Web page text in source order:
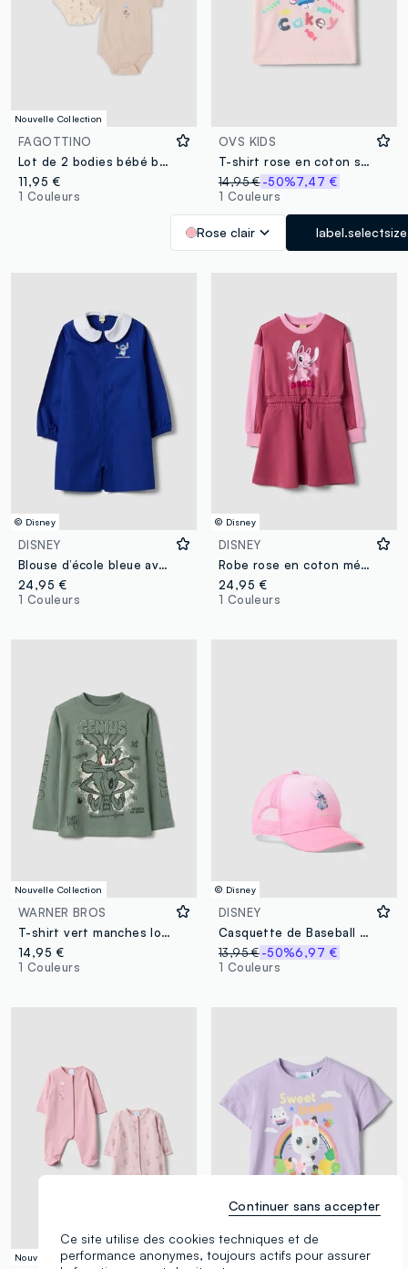
Nouvelle Collection
FAGOTTINO
Lot de 2 bodies bébé beiges en coton bio avec motif Mickey
11,95 €
1 Couleurs
OVS KIDS
T-shirt rose en coton stretch pour fille regular fit avec impression
14,95 € -50%7,47 €
1 Couleurs
Rose clair label.selectsize
© Disney
DISNEY
Blouse d’école bleue avec zip, col blanc et broderie Stitch
24,95 €
1 Couleurs
© Disney
DISNEY
Robe rose en coton mélangé avec imprimé Lilo & Stitch pour fille
24,95 €
1 Couleurs
Nouvelle Collection
WARNER BROS
T-shirt vert manches longues en pur coton avec imprimé Looney Tunes pour garçon
14,95 €
1 Couleurs
© Disney
DISNEY
Casquette de Baseball Rose pour Fille avec Détails en Résille et Stitch
13,95 € -50%6,97 €
1 Couleurs
Nouvelle Collection
Ce site utilise des cookies techniques et de
performance anonymes, toujours actifs pour assurer
Continuer sans accepter